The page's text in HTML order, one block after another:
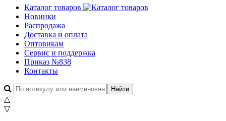
Каталог товаров
Новинки
Распродажа
Доставка и оплата
Оптовикам
Сервис и поддержка
Приказ №838
Контакты
△
▽